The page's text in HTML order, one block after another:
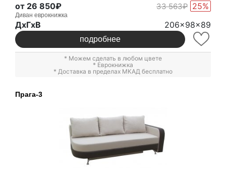
от 26 850₽ 33 563₽ 25%
Диван еврокнижка
ДxГxВ 206x98x89
подробнее
* Можем сделать в любом цвете
* Еврокнижка
* Доставка в пределах МКАД бесплатно
Прага-3